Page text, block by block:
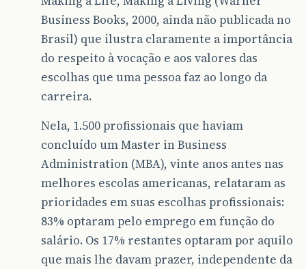
Business Books, 2000, ainda não publicada no
Brasil) que ilustra claramente a importância
do respeito à vocação e aos valores das
escolhas que uma pessoa faz ao longo da
carreira.
Nela, 1.500 profissionais que haviam
concluído um Master in Business
Administration (MBA), vinte anos antes nas
melhores escolas americanas, relataram as
prioridades em suas escolhas profissionais:
83% optaram pelo emprego em função do
salário. Os 17% restantes optaram por aquilo
que mais lhe davam prazer, independente da